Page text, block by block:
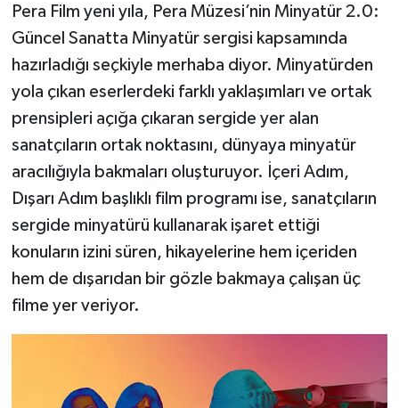
Pera Film yeni yıla, Pera Müzesi’nin Minyatür 2.0:
Güncel Sanatta Minyatür sergisi kapsamında
hazırladığı seçkiyle merhaba diyor. Minyatürden
yola çıkan eserlerdeki farklı yaklaşımları ve ortak
prensipleri açığa çıkaran sergide yer alan
sanatçıların ortak noktasını, dünyaya minyatür
aracılığıyla bakmaları oluşturuyor. İçeri Adım,
Dışarı Adım başlıklı film programı ise, sanatçıların
sergide minyatürü kullanarak işaret ettiği
konuların izini süren, hikayelerine hem içeriden
hem de dışarıdan bir gözle bakmaya çalışan üç
filme yer veriyor.